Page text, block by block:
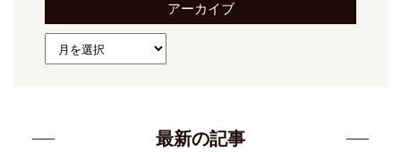
アーカイブ
最新の記事